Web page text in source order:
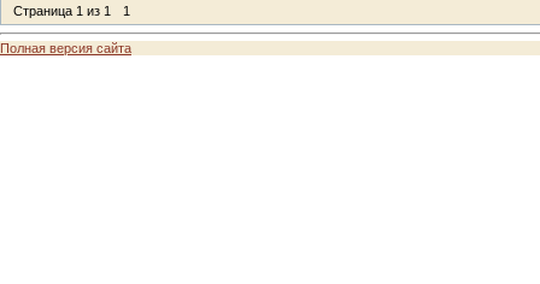
Страница 1 из 1 1
Полная версия сайта